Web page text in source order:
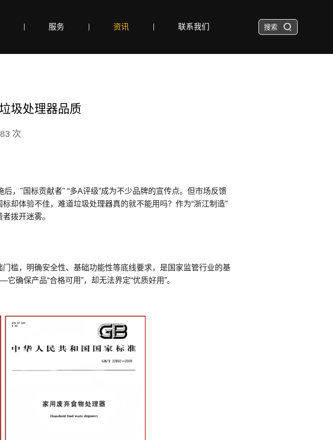
搜索
服务 资讯 联系我们
圾处理器品质
次
，"国标贡献者" “多A评级”成为不少品牌的宣传点。但市场反馈
却体验不佳，难道垃圾处理器真的就不能用吗？作为“浙江制造”
拨开迷雾。
槛，明确安全性、基础功能性等底线要求，是国家监管行业的基
确保产品“合格可用”，却无法界定“优质好用”。